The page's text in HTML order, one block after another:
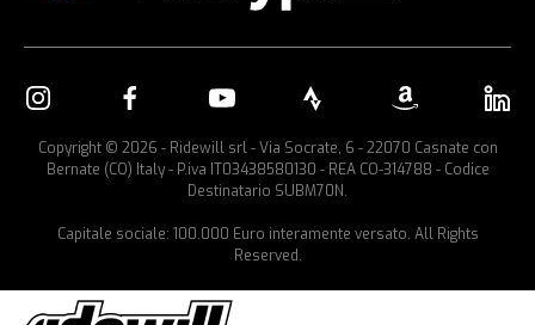
Copyright © 2026 - Ridewill srl - Via Socrate, 6 - 22070 Casnate con
Bernate (CO) Italy - P.iva IT03438580130 - REA CO-314788 - Codice
Destinatario SUBM70N.
Capitale sociale: 100.000 Euro interamente versato. All Rights
Reserved.